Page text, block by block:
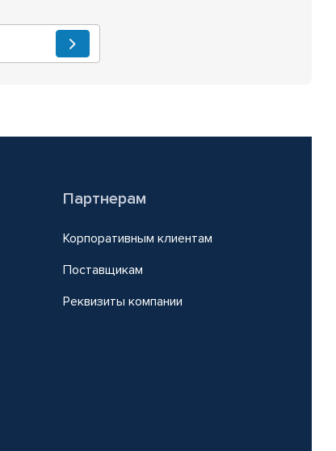
Партнерам
Корпоративным клиентам
Поставщикам
Реквизиты компании